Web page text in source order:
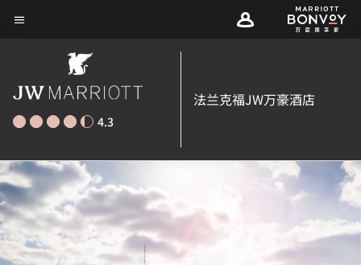
Skip
4.3
法兰克福JW万豪酒店